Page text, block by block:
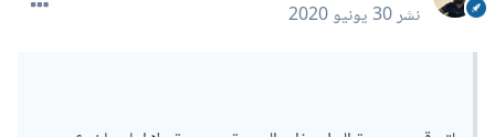
نشر30 يونيو 2020